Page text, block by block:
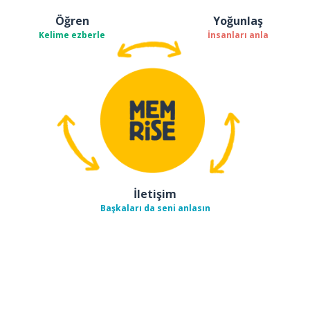
Öğren
Kelime ezberle
Yoğunlaş
İnsanları anla
İletişim
Başkaları da seni anlasın